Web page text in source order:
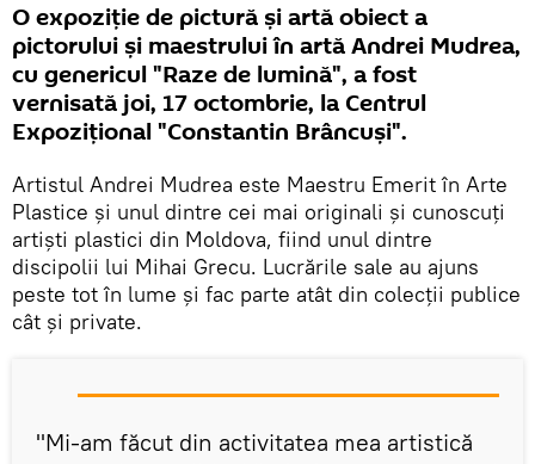
O expoziție de pictură şi artă obiect a
pictorului și maestrului în artă Andrei Mudrea,
cu genericul "Raze de lumină", a fost
vernisată joi, 17 octombrie, la Centrul
Expozițional "Constantin Brâncuși".
Artistul Andrei Mudrea este Maestru Emerit în Arte
Plastice și unul dintre cei mai originali și cunoscuți
artiști plastici din Moldova, fiind unul dintre
discipolii lui Mihai Grecu. Lucrările sale au ajuns
peste tot în lume și fac parte atât din colecții publice
cât și private.
"Mi-am făcut din activitatea mea artistică